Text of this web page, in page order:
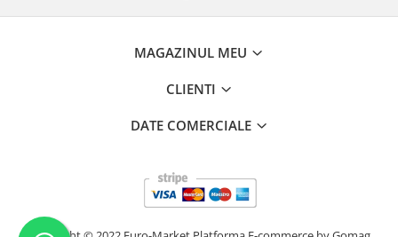
MAGAZINUL MEU
CLIENTI
DATE COMERCIALE